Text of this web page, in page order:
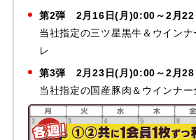
第2弾
2月16日(月)0:00～2月
当社指定の三ツ星黒牛＆ウインナ
レ
第3弾
2月23日(月)0:00～2月
当社指定の国産豚肉＆ウインナ